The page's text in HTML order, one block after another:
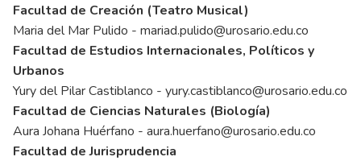
Facultad de Creación (Teatro Musical)
Maria del Mar Pulido - mariad.pulido@urosario.edu.co
Facultad de Estudios Internacionales, Políticos y
Urbanos
Yury del Pilar Castiblanco - yury.castiblanco@urosario.edu.co
Facultad de Ciencias Naturales (Biología)
Aura Johana Huérfano - aura.huerfano@urosario.edu.co
Facultad de Jurisprudencia